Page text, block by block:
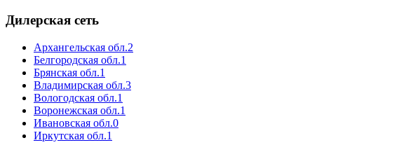
Дилерская сеть
Архангельская обл.2
Белгородская обл.1
Брянская обл.1
Владимирская обл.3
Вологодская обл.1
Воронежская обл.1
Ивановская обл.0
Иркутская обл.1